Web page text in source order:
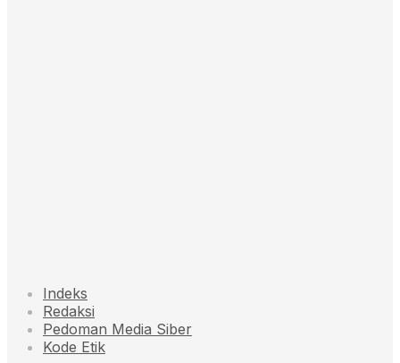
Indeks
Redaksi
Pedoman Media Siber
Kode Etik